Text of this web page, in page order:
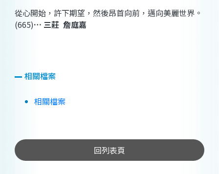
從心開始，許下期望，然後昂首向前，邁向美麗世界。
(665)… 三莊 詹庭嘉
相關檔案
相關檔案
回列表頁